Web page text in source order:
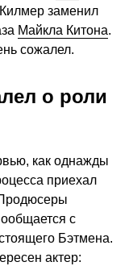
Килмер заменил
Майкла Китона.
сожалел.
о роли
как однажды
приехал
с
Бэтмена.
актер: